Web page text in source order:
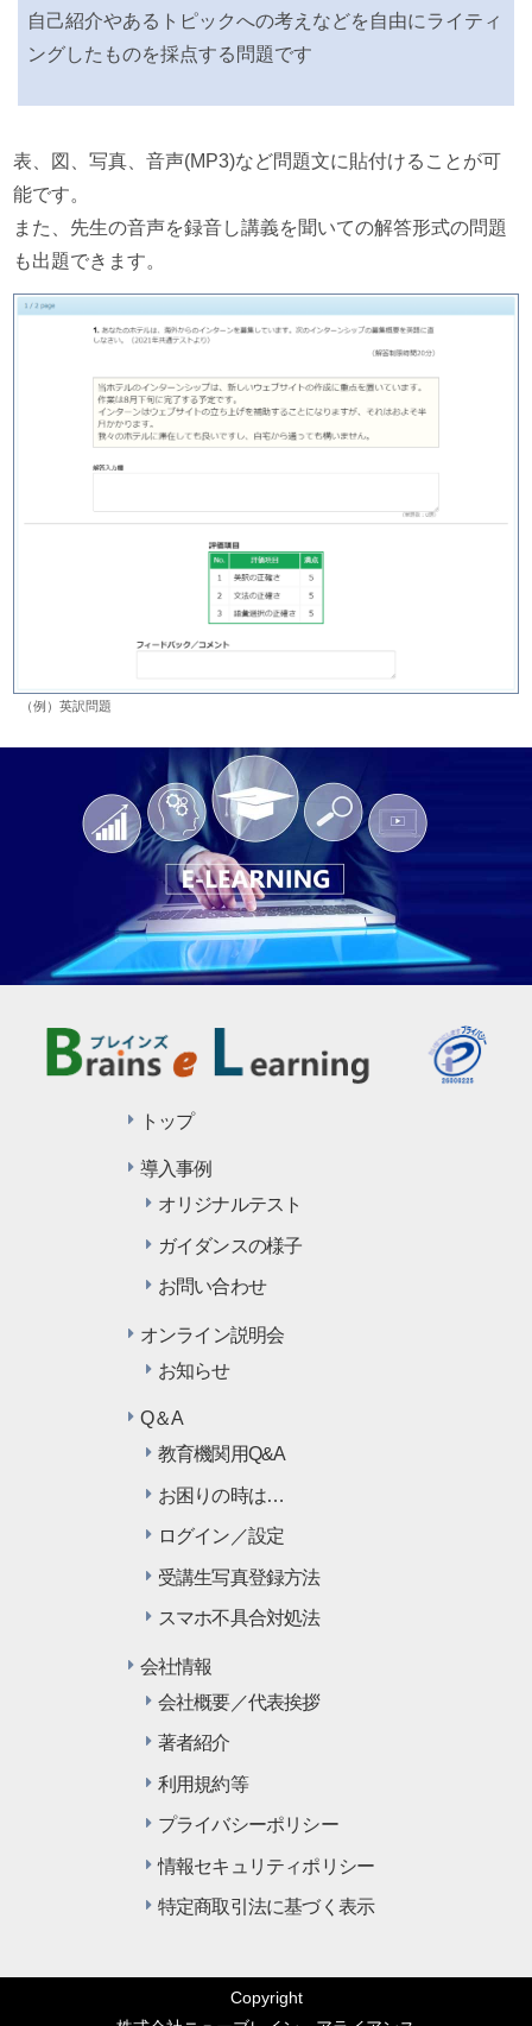
自己紹介やあるトピックへの考えなどを自由にライティ
ングしたものを採点する問題です
表、図、写真、音声(MP3)など問題文に貼付けることが可
能です。
また、先生の音声を録音し講義を聞いての解答形式の問題
も出題できます。
（例）英訳問題
トップ
導入事例
オリジナルテスト
ガイダンスの様子
お問い合わせ
オンライン説明会
お知らせ
Q＆A
教育機関用Q&A
お困りの時は…
ログイン／設定
受講生写真登録方法
スマホ不具合対処法
会社情報
会社概要／代表挨拶
著者紹介
利用規約等
プライバシーポリシー
情報セキュリティポリシー
特定商取引法に基づく表示
Copyright